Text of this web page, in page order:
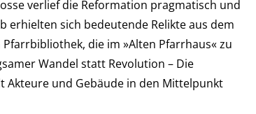
verlief die Reformation pragmatisch und
erhielten sich bedeutende Relikte aus dem
die im »Alten Pfarrhaus« zu
Wandel statt Revolution – Die
Akteure und Gebäude in den Mittelpunkt